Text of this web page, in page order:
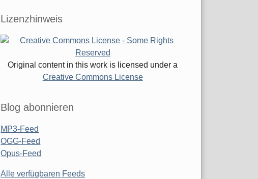
Lizenzhinweis
Original content in this work is licensed under a
Creative Commons License
Blog abonnieren
MP3-Feed
OGG-Feed
Opus-Feed
Alle verfügbaren Feeds